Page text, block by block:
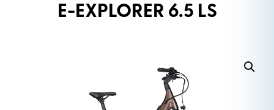
E-EXPLORER 6.5 LS